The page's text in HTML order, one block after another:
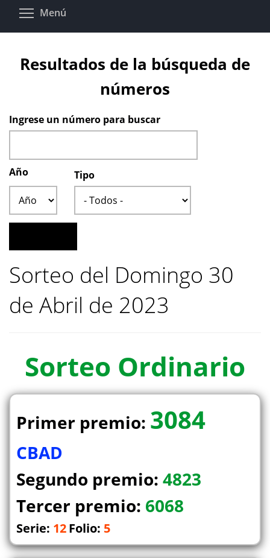
Pasar
Menú
Resultados de la búsqueda de
números
Ingrese un número para buscar
Año
Tipo
Sorteo del Domingo 30
de Abril de 2023
Sorteo Ordinario
Primer premio: 3084
CBAD
Segundo premio: 4823
Tercer premio: 6068
Serie: 12Folio: 5